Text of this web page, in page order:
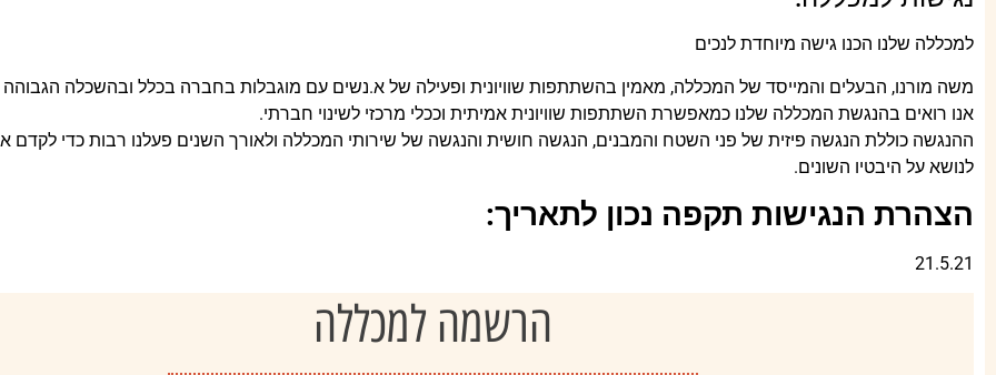
למכללה שלנו הכנו גישה מיוחדת לנכים
משה מורנו, הבעלים והמייסד של המכללה, מאמין בהשתתפות שוויונית ופעילה של א.נשים עם מוגבלות בחברה בכלל ובהשכלה
אנו רואים בהנגשת המכללה שלנו כמאפשרת השתתפות שוויונית אמיתית וככלי מרכזי לשינוי חברתי.
ההנגשה כוללת הנגשה פיזית של פני השטח והמבנים, הנגשה חושית והנגשה של שירותי המכללה ולאורך השנים פעלנו רבות כדי לקדם
לנושא על היבטיו השונים.
הצהרת הנגישות תקפה נכון לתאריך:
21.5.21
הרשמה למכללה